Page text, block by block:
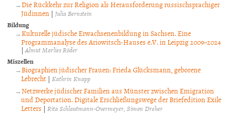
Die Rückkehr zur Religion als Herausforderung russischsprachiger
Jüdinnen | Julia Bernstein
Bildung
Kulturelle jüdische Erwachsenenbildung in Sachsen. Eine
Programmanalyse des Ariowitsch-Hauses e.V. in Leipzig 2009–2024
|Almut Marlies Röder
Miszellen
Biographien jüdischer Frauen: Frieda Glücksmann, geborene
Lebrecht | Kathrin Knapp
Netzwerke jüdischer Familien aus Münster zwischen Emigration
und Deportation. Digitale Erschließungswege der Briefedition Exile
Letters | Rita Schlautmann-Overmeyer Simon Dreher